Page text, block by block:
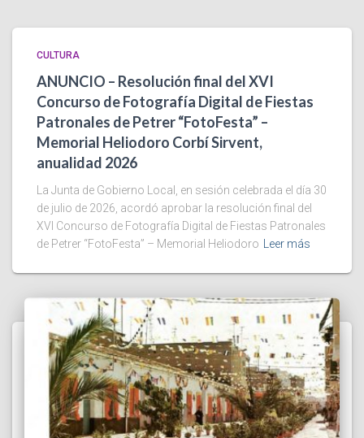
CULTURA
ANUNCIO – Resolución final del XVI
Concurso de Fotografía Digital de Fiestas
Patronales de Petrer “FotoFesta” –
Memorial Heliodoro Corbí Sirvent,
anualidad 2026
La Junta de Gobierno Local, en sesión celebrada el día 30
de julio de 2026, acordó aprobar la resolución final del
XVI Concurso de Fotografía Digital de Fiestas Patronales
de Petrer “FotoFesta” – Memorial Heliodoro
Leer más